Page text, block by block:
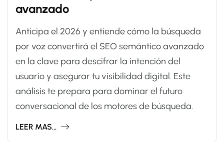
avanzado
Anticipa el 2026 y entiende cómo la búsqueda
por voz convertirá el SEO semántico avanzado
en la clave para descifrar la intención del
usuario y asegurar tu visibilidad digital. Este
análisis te prepara para dominar el futuro
conversacional de los motores de búsqueda.
LEER MAS...